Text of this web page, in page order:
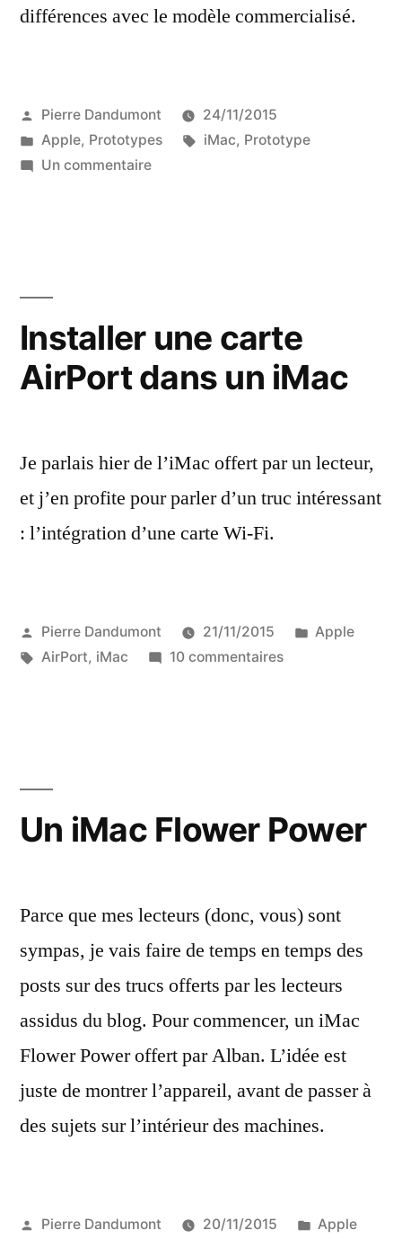
différences avec le modèle commercialisé.
Publié
par
Pierre Dandumont
24/11/2015
Publié
dans
Apple, Prototypes Étiquettes :
iMac, Prototype
Un commentairesur
vidéo
Installer une carte
AirPort dans un iMac
Je parlais hier de l’iMac offert par un lecteur,
et j’en profite pour parler d’un truc intéressant
: l’intégration d’une carte Wi-Fi.
Publié
par
Pierre Dandumont 21/11/2015
Publié
Apple
Étiquettes :
AirPort, iMac 10 commentairessur
iMac
Un iMac Flower Power
Parce que mes lecteurs (donc, vous) sont
sympas, je vais faire de temps en temps des
posts sur des trucs offerts par les lecteurs
assidus du blog. Pour commencer, un iMac
Flower Power offert par Alban. L’idée est
juste de montrer l’appareil, avant de passer à
des sujets sur l’intérieur des machines.
Publié
Pierre Dandumont 20/11/2015
Publié
Apple